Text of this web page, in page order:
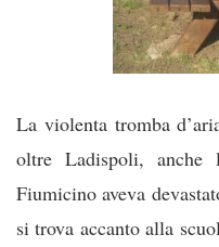
La violenta tromba
oltre Ladispoli,
Fiumicino aveva
si trova accanto alla